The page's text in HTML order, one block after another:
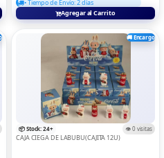
MEMORIA Y LECTOR
MICROFONO
Routers Y Switch
SOPORTE DE TABLE/LAPTOP
TABLET
• Tiempo de Envío: 2 días
Agregar al Carrito
🚚 Encargo
📦 Stock: 24+ 👁️ 0 visitas
CAJA CIEGA DE LABUBU(CAJITA 12U)